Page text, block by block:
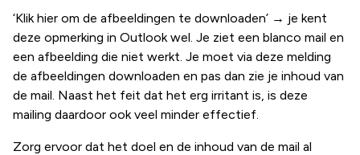
‘Klik hier om de afbeeldingen te downloaden’ → je kent
deze opmerking in Outlook wel. Je ziet een blanco mail en
een afbeelding die niet werkt. Je moet via deze melding
de afbeeldingen downloaden en pas dan zie je inhoud van
de mail. Naast het feit dat het erg irritant is, is deze
mailing daardoor ook veel minder effectief.
Zorg ervoor dat het doel en de inhoud van de mail al